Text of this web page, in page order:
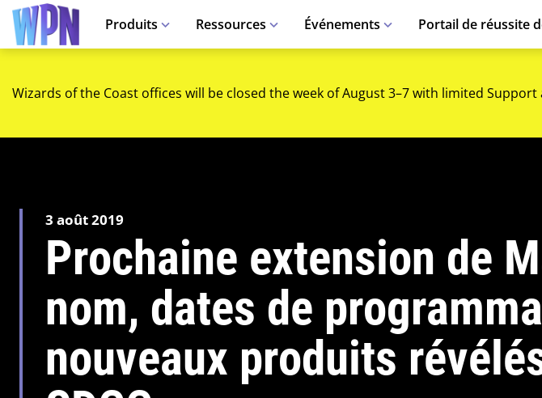
Produits Ressources Événements Portail de réussite
Wizards of the Coast offices will be closed the week of August 3–7 with limited
3 août 2019
Prochaine extension de
nom, dates de
nouveaux produits